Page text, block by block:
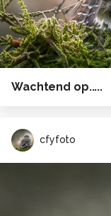
Wachtend op.....
cfyfoto